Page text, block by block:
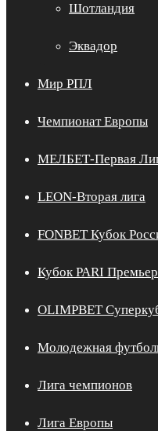
Шотландия
Эквадор
Мир РПЛ
Чемпионат Европы
МЕЛБЕТ-Первая
LEON-Вторая лига
FONBET Кубок
Кубок PARI Премьер
OLIMPBET
Молодежная
Лига чемпионов
Лига Европы